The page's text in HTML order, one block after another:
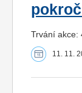
Trvání akce:
11. 11.